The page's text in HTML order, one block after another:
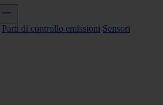
Parti di controllo emissioni Sensori